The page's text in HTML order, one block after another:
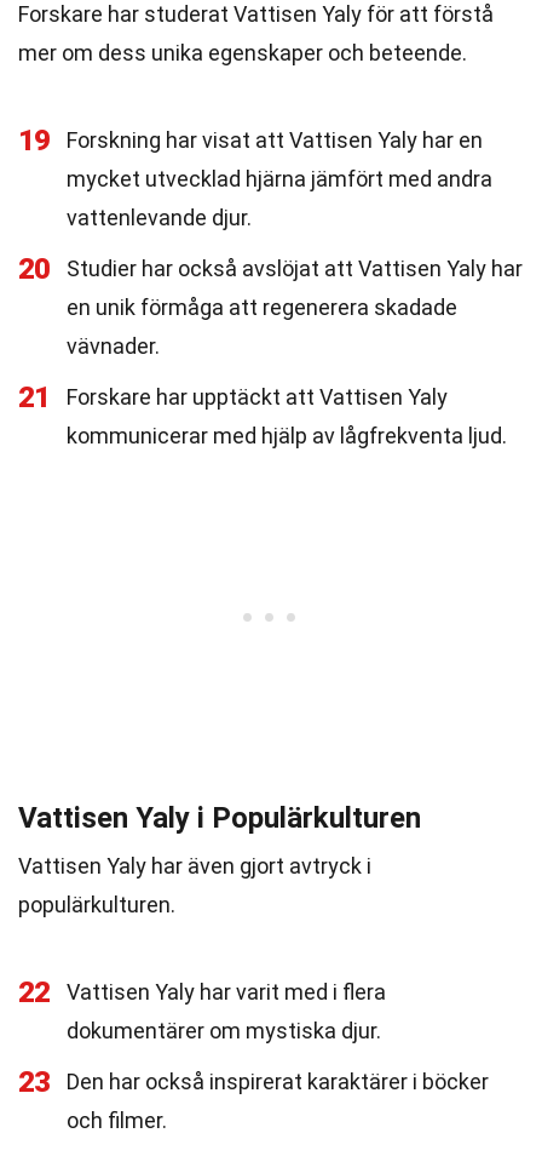
Forskare har studerat Vattisen Yaly för att förstå
mer om dess unika egenskaper och beteende.
19
Forskning har visat att Vattisen Yaly har en
mycket utvecklad hjärna jämfört med andra
vattenlevande djur.
20
Studier har också avslöjat att Vattisen Yaly har
en unik förmåga att regenerera skadade
vävnader.
21
Forskare har upptäckt att Vattisen Yaly
kommunicerar med hjälp av lågfrekventa ljud.
Vattisen Yaly i Populärkulturen
Vattisen Yaly har även gjort avtryck i
populärkulturen.
22
Vattisen Yaly har varit med i flera
dokumentärer om mystiska djur.
23
Den har också inspirerat karaktärer i böcker
och filmer.